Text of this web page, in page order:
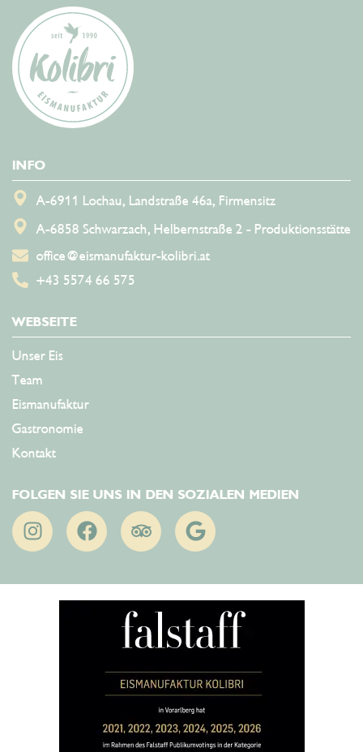
INFO
A-6911 Lochau, Landstraße 46a, Firmensitz
A-6858 Schwarzach, Helbernstraße 2 - Produktionsstätte
office@eismanufaktur-kolibri.at
+43 5574 66 575
WEBSEITE
Unser Eis
Team
Eismanufaktur
Gastronomie
Kontakt
FOLGEN SIE UNS IN DEN SOZIALEN MEDIEN